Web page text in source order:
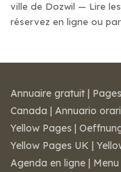
ville de Dozwil — Lire
réservez en ligne ou
Annuaire gratuit |
Canada | Annuario orari
Yellow Pages |
Yellow Pages UK |
Agenda en ligne |